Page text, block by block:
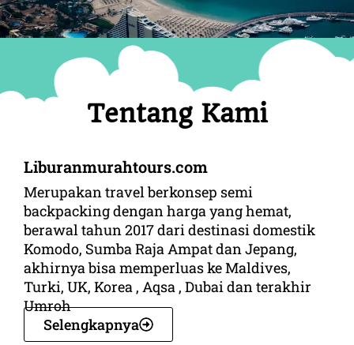
Tentang Kami
Liburanmurahtours.com
Merupakan travel berkonsep semi
backpacking dengan harga yang hemat,
berawal tahun 2017 dari destinasi domestik
Komodo, Sumba Raja Ampat dan Jepang,
akhirnya bisa memperluas ke Maldives,
Turki, UK, Korea , Aqsa , Dubai dan terakhir
Umroh
Selengkapnya